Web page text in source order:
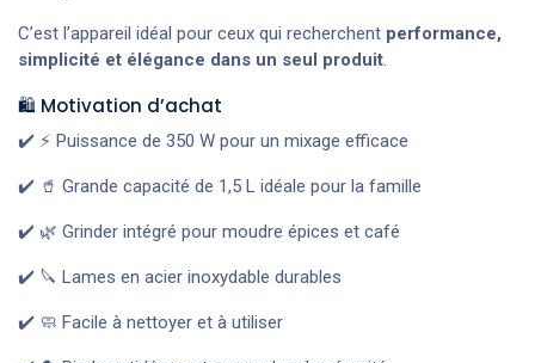
C’est l’appareil idéal pour ceux qui recherchent performance,
simplicité et élégance dans un seul produit.
🛍️ Motivation d’achat
✔️ ⚡ Puissance de 350 W pour un mixage efficace
✔️ 🥤 Grande capacité de 1,5 L idéale pour la famille
✔️ 🌿 Grinder intégré pour moudre épices et café
✔️ 🔪 Lames en acier inoxydable durables
✔️ 🧼 Facile à nettoyer et à utiliser